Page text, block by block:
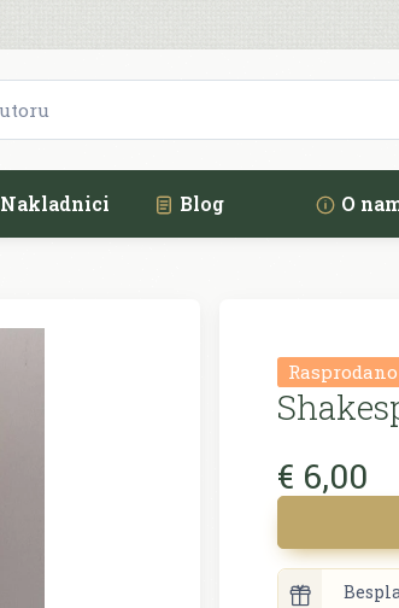
Nakladnici Blog O
Rasprodano
€ 6,00